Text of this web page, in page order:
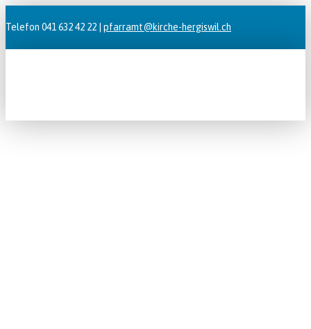
Telefon 041 632 42 22 | pfarramt@kirche-hergiswil.ch